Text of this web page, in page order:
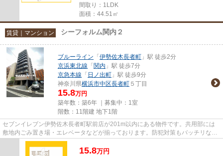
間取り：1LDK
面積：44.51㎡
賃貸｜マンション シーフォルム関内２
ブルーライン 「 伊勢佐木長者町 」駅 徒歩2分
京浜東北線 「 関内 」駅 徒歩7分
京急本線 「 日ノ出町 」駅 徒歩9分
神奈川県横浜市中区長者町 ５丁目
15.8万円
築年数：築6年 ｜募集中： 1室
階数：11階建 地下1階
セブンイレブン伊勢佐木長者町駅前店が201m以内にある物件です。共用部には
敷地内ごみ置き場・エレベータなどが揃っております。防犯対策もバッチリなマ
ンションタイプの物件です。清...
15.8万円